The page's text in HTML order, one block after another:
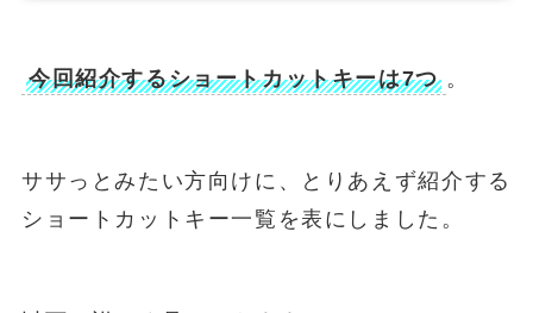
今回紹介するショートカットキーは7つ 。
ササっとみたい方向けに、とりあえず紹介する
ショートカットキー一覧を表にしました。